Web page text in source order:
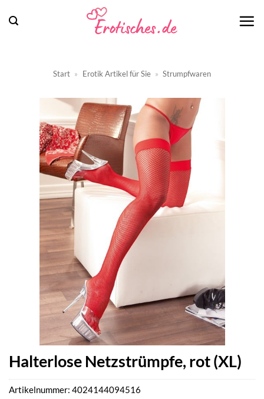
Inhalt
Start » Erotik Artikel für Sie » Strumpfwaren
Halterlose Netzstrümpfe, rot (XL)
Artikelnummer: 4024144094516